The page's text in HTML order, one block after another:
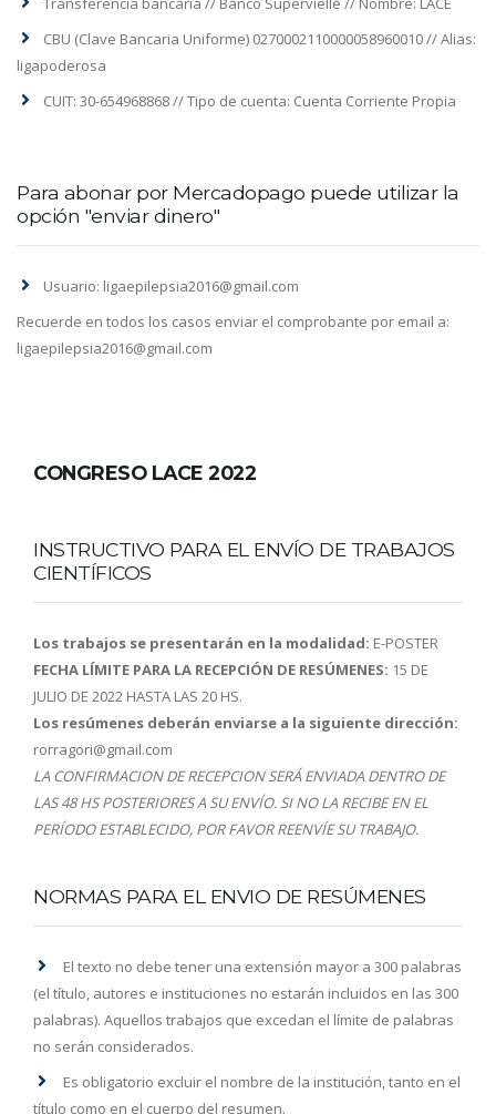
CBU (Clave Bancaria Uniforme) 0270002110000058960010 // Alias:
ligapoderosa
CUIT: 30-654968868 // Tipo de cuenta: Cuenta Corriente Propia
Para abonar por Mercadopago puede utilizar la
opción "enviar dinero"
Usuario: ligaepilepsia2016@gmail.com
Recuerde en todos los casos enviar el comprobante por email a:
ligaepilepsia2016@gmail.com
CONGRESO LACE 2022
INSTRUCTIVO PARA EL ENVÍO DE TRABAJOS
CIENTÍFICOS
Los trabajos se presentarán en la modalidad: E-POSTER
FECHA LÍMITE PARA LA RECEPCIÓN DE RESÚMENES: 15 DE
JULIO DE 2022 HASTA LAS 20 HS.
Los resúmenes deberán enviarse a la siguiente dirección:
rorragori@gmail.com
LA CONFIRMACION DE RECEPCION SERÁ ENVIADA DENTRO DE
LAS 48 HS POSTERIORES A SU ENVÍO. SI NO LA RECIBE EN EL
PERÍODO ESTABLECIDO, POR FAVOR REENVÍE SU TRABAJO.
NORMAS PARA EL ENVIO DE RESÚMENES
El texto no debe tener una extensión mayor a 300 palabras
(el título, autores e instituciones no estarán incluidos en las 300
palabras). Aquellos trabajos que excedan el límite de palabras
no serán considerados.
Es obligatorio excluir el nombre de la institución, tanto en el
título como en el cuerpo del resumen.